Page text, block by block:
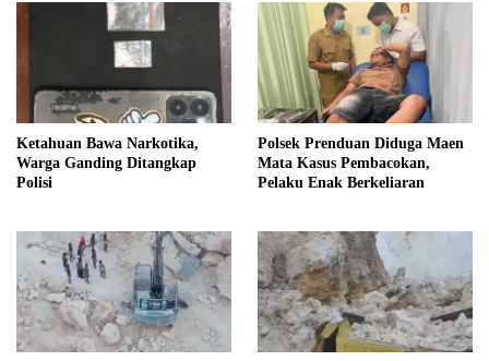
Ketahuan Bawa Narkotika,
Warga Ganding Ditangkap
Polisi
Polsek Prenduan Diduga Maen
Mata Kasus Pembacokan,
Pelaku Enak Berkeliaran